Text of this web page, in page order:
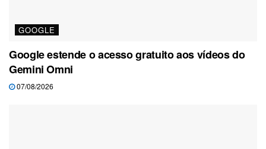
GOOGLE
Google estende o acesso gratuito aos vídeos do
Gemini Omni
07/08/2026